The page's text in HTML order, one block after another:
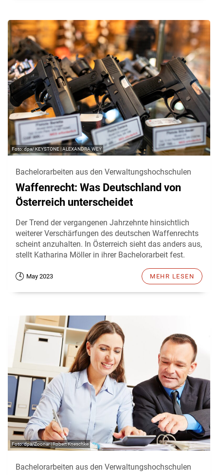
dpa/ KEYSTONE | ALEXANDRA WEY
Bachelorarbeiten aus den Verwaltungshochschulen
Waffenrecht: Was Deutschland von
Österreich unterscheidet
Der Trend der vergangenen Jahrzehnte hinsichtlich
weiterer Verschärfungen des deutschen Waffenrechts
scheint anzuhalten. In Österreich sieht das anders aus,
stellt Katharina Möller in ihrer Bachelorarbeit fest.
May 2023 MEHR LESEN
dpa/Zoonar | Robert Kneschke
Bachelorarbeiten aus den Verwaltungshochschulen